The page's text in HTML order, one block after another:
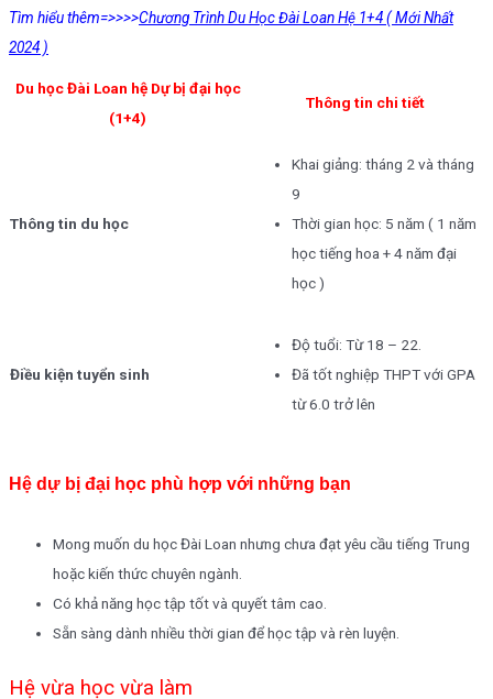
Tìm hiểu thêm=>>>>Chương Trình Du Học Đài Loan Hệ 1+4 ( Mới Nhất
2024 )
Du học Đài Loan hệ Dự bị đại học
(1+4)
Thông tin chi tiết
Thông tin du học
Khai giảng: tháng 2 và tháng
9
Thời gian học: 5 năm ( 1 năm
học tiếng hoa + 4 năm đại
học )
Điều kiện tuyển sinh
Độ tuổi: Từ 18 – 22.
Đã tốt nghiệp THPT với GPA
từ 6.0 trở lên
Hệ dự bị đại học phù hợp với những bạn
Mong muốn du học Đài Loan nhưng chưa đạt yêu cầu tiếng Trung
hoặc kiến thức chuyên ngành.
Có khả năng học tập tốt và quyết tâm cao.
Sẵn sàng dành nhiều thời gian để học tập và rèn luyện.
Hệ vừa học vừa làm